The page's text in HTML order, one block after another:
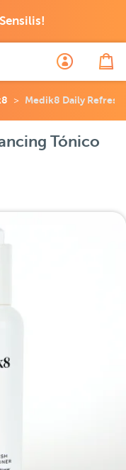
Medik8 Daily
Tónico